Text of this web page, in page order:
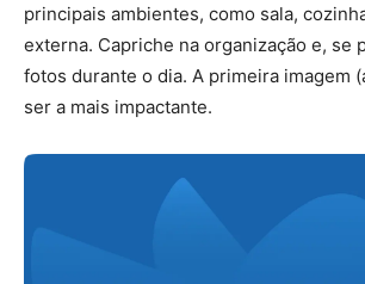
principais ambientes, como sala,
externa. Capriche na organização e, se
fotos durante o dia. A primeira imagem
ser a mais impactante.